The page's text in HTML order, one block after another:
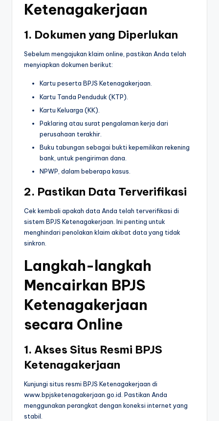
Ketenagakerjaan
1. Dokumen yang Diperlukan
Sebelum mengajukan klaim online, pastikan Anda telah
menyiapkan dokumen berikut:
Kartu peserta BPJS Ketenagakerjaan.
Kartu Tanda Penduduk (KTP).
Kartu Keluarga (KK).
Paklaring atau surat pengalaman kerja dari
perusahaan terakhir.
Buku tabungan sebagai bukti kepemilikan rekening
bank, untuk pengiriman dana.
NPWP, dalam beberapa kasus.
2. Pastikan Data Terverifikasi
Cek kembali apakah data Anda telah terverifikasi di
sistem BPJS Ketenagakerjaan. Ini penting untuk
menghindari penolakan klaim akibat data yang tidak
sinkron.
Langkah-langkah
Mencairkan BPJS
Ketenagakerjaan
secara Online
1. Akses Situs Resmi BPJS
Ketenagakerjaan
Kunjungi situs resmi BPJS Ketenagakerjaan di
www.bpjsketenagakerjaan.go.id. Pastikan Anda
menggunakan perangkat dengan koneksi internet yang
stabil.